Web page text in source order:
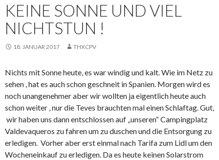
KEINE SONNE UND VIEL
NICHTSTUN !
18. JANUAR 2017 THXCPV
Nichts mit Sonne heute, es war windig und kalt. Wie im Netz zu
sehen , hat es auch schon geschneit in Spanien. Morgen wird es
noch unangenehmer aber wir wollten ja eigentlich heute auch
schon weiter , nur die Teves brauchten mal einen Schlaftag. Gut,
wir haben uns dann entschlossen auf „unseren“ Campingplatz
Valdevaqueros zu fahren um zu duschen und die Entsorgung zu
erledigen. Vorher aber erst einmal nach Tarifa zum Lidl um den
Wocheneinkauf zu erledigen. Da es heute keinen Solarstrom